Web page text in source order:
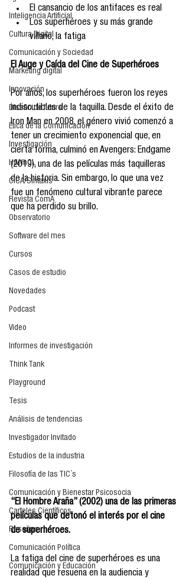
Inteligencia Artificial
Cultura Digital
Comunicación y Sociedad
Marketing digital
Innovación
Diseño de futuro
Ética de la Comunicación
Investigación
H&NhCL
CICA/Sintaxis
Revista ComA
Observatorio
Software del mes
Cursos
Casos de estudio
Novedades
Podcast
Video
Informes de investigación
Think Tank
Playground
Tesis
Análisis de tendencias
Investigador Invitado
Estudios de la industria
Filosofía de las TIC´s
Comunicación y Bienestar Psicosocia
Carteles Científicos
Reseñas
Comunicación Política
Comunicación y Educación
El cansancio de los antifaces es real
Los superhéroes y su más grande
villano, la fatiga
El Auge y Caída del Cine de Superhéroes
Por años, los superhéroes fueron los reyes
indiscutibles de la taquilla. Desde el éxito de
Iron Man en 2008, el género vivió comenzó a
tener un crecimiento exponencial que, en
cierta forma, culminó en Avengers: Endgame
(2019), una de las películas más taquilleras
de la historia. Sin embargo, lo que una vez
fue un fenómeno cultural vibrante parece
que ha perdido su brillo.
“El Hombre Araña” (2002) una de las primeras
películas que detonó el interés por el cine
de superhéroes.
La fatiga del cine de superhéroes es una
realidad que resuena en la audiencia y